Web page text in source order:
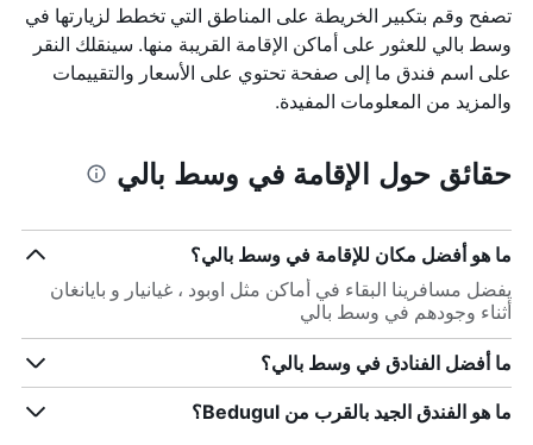
تصفح وقم بتكبير الخريطة على المناطق التي تخطط لزيارتها في
وسط بالي للعثور على أماكن الإقامة القريبة منها. سينقلك النقر
على اسم فندق ما إلى صفحة تحتوي على الأسعار والتقييمات
والمزيد من المعلومات المفيدة.
حقائق حول الإقامة في وسط بالي
ما هو أفضل مكان للإقامة في وسط بالي؟
يفضل مسافرينا البقاء في أماكن مثل اوبود ، غيانيار و بايانغان
أثناء وجودهم في وسط بالي
ما أفضل الفنادق في وسط بالي؟
ما هو الفندق الجيد بالقرب من Bedugul؟